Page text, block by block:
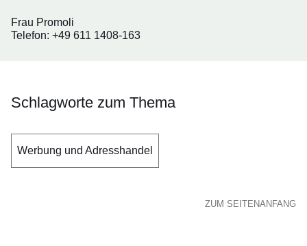
Frau Promoli
Telefon: +49 611 1408-163
Schlagworte zum Thema
Werbung und Adresshandel
ZUM SEITENANFANG